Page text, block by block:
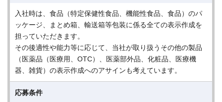
入社時は、食品（特定保健性食品、機能性食品、食品）のパ
ッケージ、まとめ箱、輸送箱等包装に係る全ての表示作成を
担っていただきます。
その後適性や能力等に応じて、当社が取り扱うその他の製品
（医薬品（医療用、OTC）、医薬部外品、化粧品、医療機
器、雑貨）の表示作成へのアサインも考えています。
応募条件